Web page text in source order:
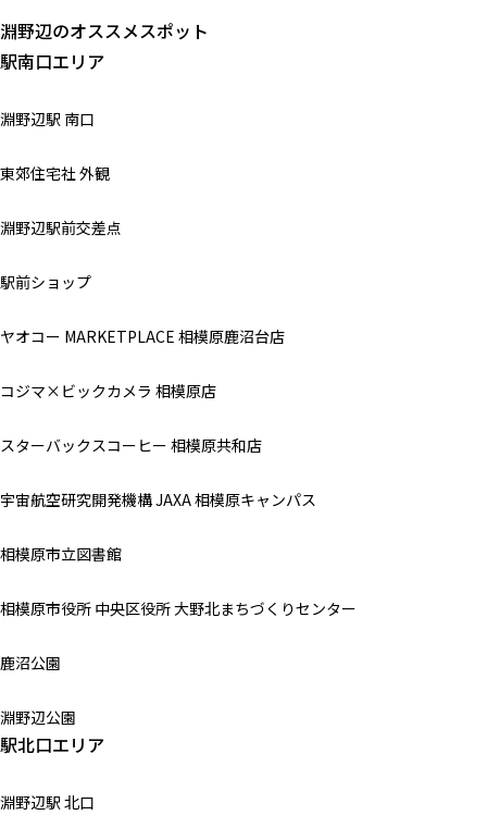
淵野辺のオススメスポット
駅南口エリア
淵野辺駅 南口
東郊住宅社 外観
淵野辺駅前交差点
駅前ショップ
ヤオコー MARKETPLACE 相模原鹿沼台店
コジマ×ビックカメラ 相模原店
スターバックスコーヒー 相模原共和店
宇宙航空研究開発機構 JAXA 相模原キャンパス
相模原市立図書館
相模原市役所 中央区役所 大野北まちづくりセンター
鹿沼公園
淵野辺公園
駅北口エリア
淵野辺駅 北口